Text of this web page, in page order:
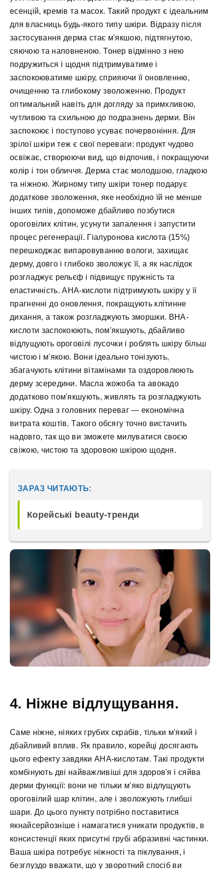
есенцій, кремів та масок. Такий продукт є ідеальним
для власниць будь-якого типу шкіри. Відразу після
застосування дерма стає м'якшою, підтягнутою,
сяючою та наповненою. Тонер відмінно з нею
подружиться і щодня підтримуватиме і
заспокоюватиме шкіру, сприяючи її оновленню,
очищенню та глибокому зволоженню. Продукт
оптимальний навіть для догляду за примхливою,
чутливою та схильною до подразнень дерми. Він
заспокоює і поступово усуває почервоніння. Для
зрілої шкіри теж є свої переваги: продукт чудово
освіжає, створюючи вид, що відпочив, і покращуючи
колір і тон обличчя. Дерма стає молодшою, гладкою
та ніжною. Жирному типу шкіри тонер подарує
додаткове зволоження, яке необхідно їй не менше
інших типів, допоможе дбайливо позбутися
ороговілих клітин, усунути запалення і запустити
процес регенерації. Гіалуронова кислота (15%)
перешкоджає випаровуванню вологи, захищає
дерму, довго і глибоко зволожує її, а як наслідок
розгладжує рельєф і підвищує пружність та
еластичність. АНА-кислоти підтримують шкіру у її
прагненні до оновлення, покращують клітинне
дихання, а також розгладжують зморшки. ВНА-
кислоти заспокоюють, пом'якшують, дбайливо
відлущують ороговілі лусочки і роблять шкіру більш
чистою і м'якою. Вони ідеально тонізують,
збагачують клітини вітамінами та оздоровлюють
дерму зсередини. Масла жожоба та авокадо
додатково пом'якшують, живлять та розгладжують
шкіру. Одна з головних переваг — економічна
витрата коштів. Такого обсягу точно вистачить
надовго, так що ви зможете милуватися своєю
свіжою, чистою та здоровою шкірою щодня.
ЗАРАЗ ЧИТАЮТЬ:
Корейські beauty-тренди
4. Ніжне відлущування.
Саме ніжне, ніяких грубих скрабів, тільки м'який і
дбайливий вплив. Як правило, корейці досягають
цього ефекту завдяки AHA-кислотам. Такі продукти
комбінують дві найважливіші для здоров'я і сяйва
дерми функції: вони не тільки м'яко відлущують
ороговілий шар клітин, але і зволожують глибші
шари. До цього пункту потрібно поставитися
якнайсерйозніше і намагатися уникати продуктів, в
консистенції яких присутні грубі абразивні частинки.
Ваша шкіра потребує ніжності та піклування, і
безглуздо вважати, що у зворотний спосіб ви